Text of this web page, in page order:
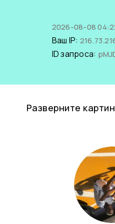
2026-08-08
Ваш IP:
ID запроса:
Разверните